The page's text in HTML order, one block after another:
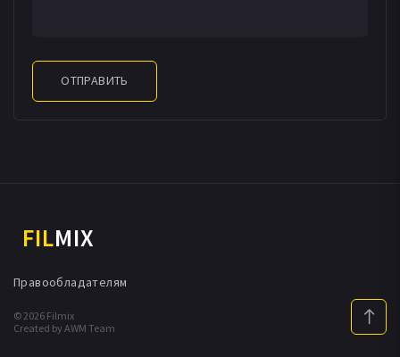
ОТПРАВИТЬ
FILMIX
© 2026 Filmix
Created by AWM Team
Правообладателям